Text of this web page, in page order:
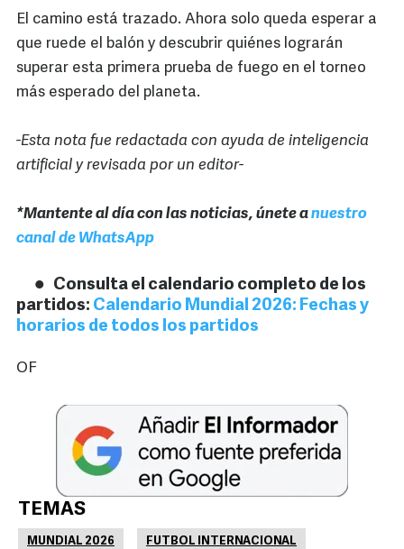
El camino está trazado. Ahora solo queda esperar a
que ruede el balón y descubrir quiénes lograrán
superar esta primera prueba de fuego en el torneo
más esperado del planeta.
-Esta nota fue redactada con ayuda de inteligencia
artificial y revisada por un editor-
*Mantente al día con las noticias, únete anuestro
canal de WhatsApp
Consulta el calendario completo de los
partidos: Calendario Mundial 2026: Fechas y
horarios de todos los partidos
OF
TEMAS
MUNDIAL 2026 FUTBOL INTERNACIONAL